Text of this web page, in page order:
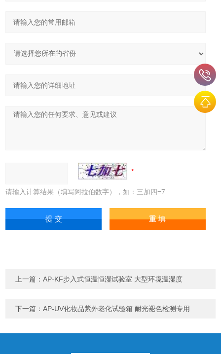
请输入计算结果（填写阿拉伯数字），如：三加四=7
上一篇：AP-KF步入式恒温恒湿试验室 大型环境温湿度
下一篇：AP-UV化妆品紫外老化试验箱 耐光褪色检测专用